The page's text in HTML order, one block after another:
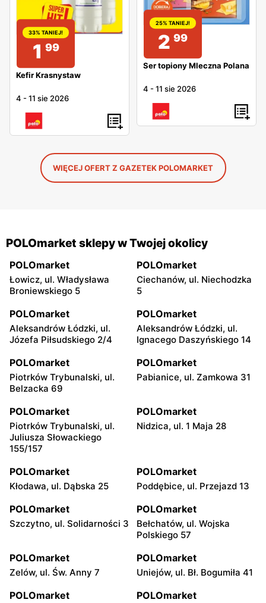
33% TANIEJ!
1 99
Kefir Krasnystaw
4 -11 sie 2026
25% TANIEJ!
2 99
Ser topiony Mleczna Polana
4 -11 sie 2026
WIĘCEJ OFERT Z GAZETEK POLOMARKET
POLOmarket sklepy w Twojej okolicy
POLOmarket
Łowicz, ul. Władysława
Broniewskiego 5
POLOmarket
Ciechanów, ul. Niechodzka
5
POLOmarket
Aleksandrów Łódzki, ul.
Józefa Piłsudskiego 2/4
POLOmarket
Aleksandrów Łódzki, ul.
Ignacego Daszyńskiego 14
POLOmarket
Piotrków Trybunalski, ul.
Belzacka 69
POLOmarket
Pabianice, ul. Zamkowa 31
POLOmarket
Piotrków Trybunalski, ul.
Juliusza Słowackiego
155/157
POLOmarket
Nidzica, ul. 1 Maja 28
POLOmarket
Kłodawa, ul. Dąbska 25
POLOmarket
Poddębice, ul. Przejazd 13
POLOmarket
Szczytno, ul. Solidarności 3
POLOmarket
Bełchatów, ul. Wojska
Polskiego 57
POLOmarket
Zelów, ul. Św. Anny 7
POLOmarket
Uniejów, ul. Bł. Bogumiła 41
POLOmarket POLOmarket